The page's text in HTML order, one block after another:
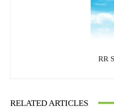
RR
RELATED ARTICLES